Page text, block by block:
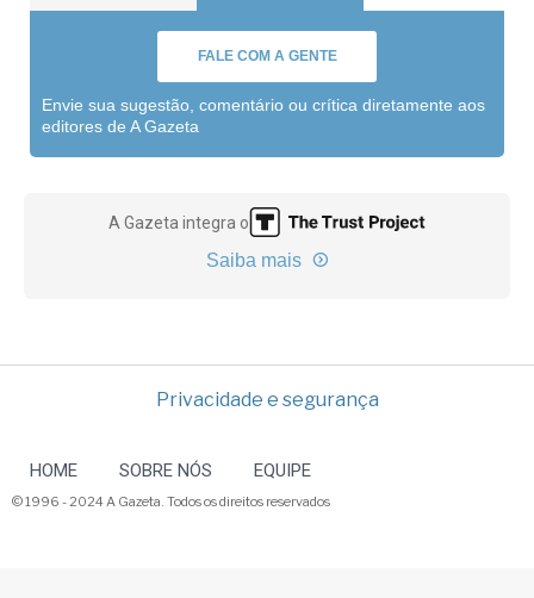
FALE COM A GENTE
Envie sua sugestão, comentário ou crítica diretamente aos
editores de A Gazeta
A Gazeta integra o
Saiba mais
Privacidade e segurança
HOME SOBRE NÓS EQUIPE
© 1996 - 2024 A Gazeta. Todos os direitos reservados